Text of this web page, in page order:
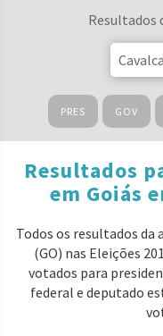
Resultados
PRES GOV
Resultados
em Goiás
Todos os resultados da
(GO) nas Eleições
votados para
federal e deputado